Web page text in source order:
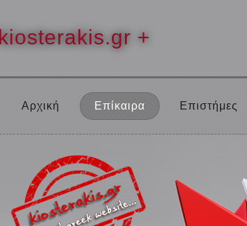
kiosterakis.gr +
Αρχική Επίκαιρα Επιστήμες